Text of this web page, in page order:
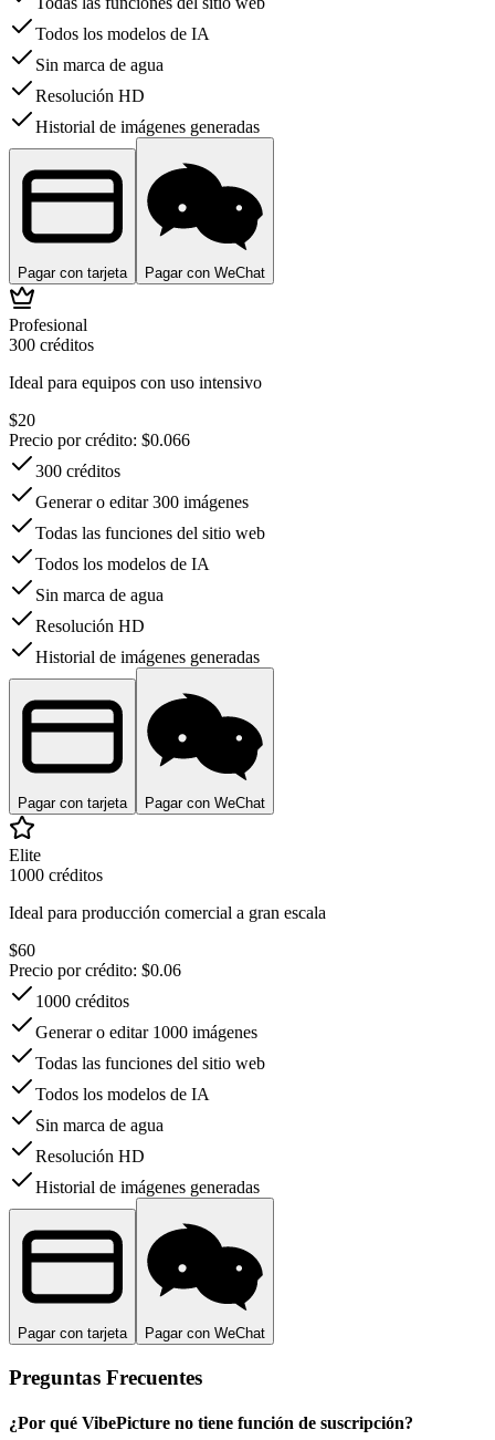
Todos los modelos de IA
Sin marca de agua
Resolución HD
Historial de imágenes generadas
Pagar con tarjeta Pagar con WeChat
Profesional
300 créditos
Ideal para equipos con uso intensivo
$20
Precio por crédito: $0.066
300 créditos
Generar o editar 300 imágenes
Todas las funciones del sitio web
Todos los modelos de IA
Sin marca de agua
Resolución HD
Historial de imágenes generadas
Pagar con tarjeta Pagar con WeChat
Elite
1000 créditos
Ideal para producción comercial a gran escala
$60
Precio por crédito: $0.06
1000 créditos
Generar o editar 1000 imágenes
Todas las funciones del sitio web
Todos los modelos de IA
Sin marca de agua
Resolución HD
Historial de imágenes generadas
Pagar con tarjeta Pagar con WeChat
Preguntas Frecuentes
¿Por qué VibePicture no tiene función de suscripción?